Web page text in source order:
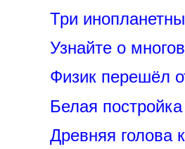
Три
Узнайте о
Физик перешёл
Белая
Древняя голова